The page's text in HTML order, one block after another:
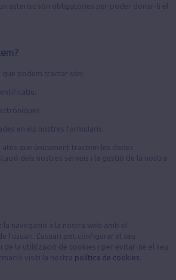
asterisc són obligatòries per poder donar-li el
podem tractar són:
en els nostres formularis.
que únicament tractem les dades
dels nostres serveis i la gestió de la nostra
navegació a la nostra web amb el
l'usuari. L'usuari pot configurar el seu
de la utilització de cookies i per evitar-ne el seu
visiti la nostra política de cookies